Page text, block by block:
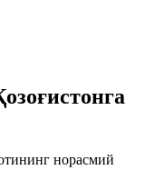
норасмий